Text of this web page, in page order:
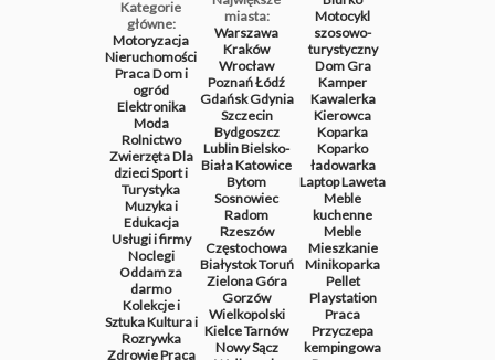
Kategorie
główne:
Motoryzacja
Nieruchomości
PracaDom i
ogród
Elektronika
Moda
Rolnictwo
ZwierzętaDla
dzieciSport i
Turystyka
Muzyka i
Edukacja
Usługi i firmy
Noclegi
Oddam za
darmo
Kolekcje i
SztukaKultura i
Rozrywka
ZdrowiePraca
miasta:
Warszawa
Kraków
Wrocław
PoznańŁódź
GdańskGdynia
Szczecin
Bydgoszcz
LublinBielsko-
BiałaKatowice
Bytom
Sosnowiec
Radom
Rzeszów
Częstochowa
BiałystokToruń
Zielona Góra
Gorzów
Wielkopolski
KielceTarnów
Nowy Sącz
Motocykl
szosowo-
turystyczny
DomGra
Kamper
Kawalerka
Kierowca
Koparka
Koparko
ładowarka
LaptopLaweta
Meble
kuchenne
Meble
Mieszkanie
Minikoparka
Pellet
Playstation
Praca
Przyczepa
kempingowa